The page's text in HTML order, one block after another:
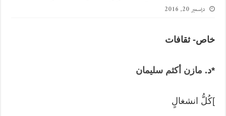
ديسمبر 20, 2016
خاص- ثقافات
*د. مازن أكثم سليمان
]كُلُّ انشغالٍ